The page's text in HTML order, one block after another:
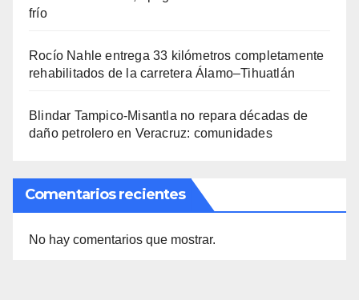
frío
Rocío Nahle entrega 33 kilómetros completamente
rehabilitados de la carretera Álamo–Tihuatlán
Blindar Tampico-Misantla no repara décadas de
daño petrolero en Veracruz: comunidades
Comentarios recientes
No hay comentarios que mostrar.